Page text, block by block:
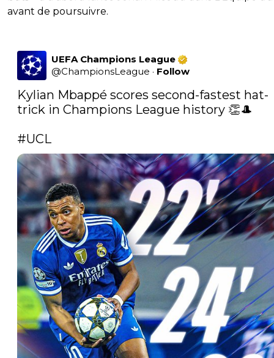
avant de poursuivre.
UEFA Champions League
@ChampionsLeague · Follow
Kylian Mbappé scores second-fastest hat-
trick in Champions League history 👏🎩
#UCL